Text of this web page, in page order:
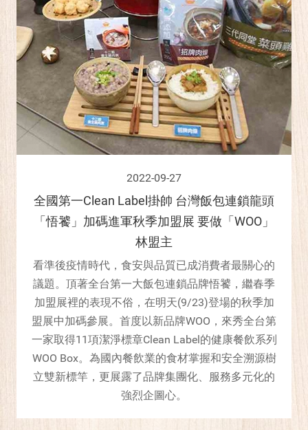
2022-09-27
全國第一Clean Label掛帥 台灣飯包連鎖龍頭
「悟饕」加碼進軍秋季加盟展 要做「WOO」
林盟主
看準後疫情時代，食安與品質已成消費者最關心的
議題。頂著全台第一大飯包連鎖品牌悟饕，繼春季
加盟展裡的表現不俗，在明天(9/23)登場的秋季加
盟展中加碼參展。首度以新品牌WOO，來秀全台第
一家取得11項潔淨標章Clean Label的健康餐飲系列
WOO Box。為國內餐飲業的食材掌握和安全溯源樹
立雙新標竿，更展露了品牌集團化、服務多元化的
強烈企圖心。